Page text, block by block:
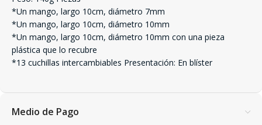
*Un mango, largo 10cm, diámetro 7mm
*Un mango, largo 10cm, diámetro 10mm
*Un mango, largo 10cm, diámetro 10mm con una pieza
plástica que lo recubre
*13 cuchillas intercambiables Presentación: En blíster
Medio de Pago